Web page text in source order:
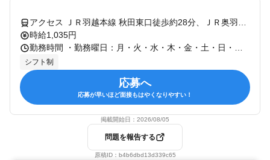
時給1,035円
シフト制
応募へ
応募が早いほど面接もはやくなりやすい！
掲載開始日： 2026/08/05
問題を報告する
原稿ID： b4b6dbd13d339c65